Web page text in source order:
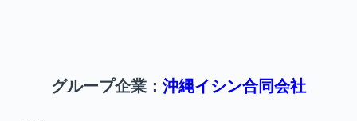
グループ企業： 沖縄イシン合同会社